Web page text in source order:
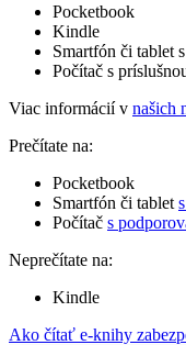
Pocketbook
Kindle
Smartfón či tablet
Počítač s
Viac informácií v našich
Prečítate na:
Pocketbook
Smartfón či tablet
Počítač s
Neprečítate na:
Kindle
Ako čítať e-knihy